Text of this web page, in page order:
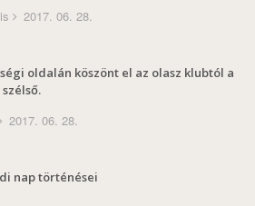
2017. 06. 28.
oldalán köszönt el az olasz klubtól a
2017. 06. 28.
nap történései